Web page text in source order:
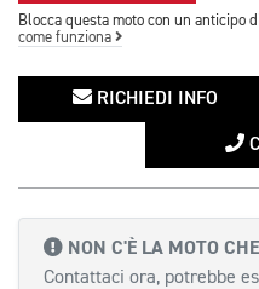
Blocca questa moto con un anticipo
come funziona
RICHIEDI INFO
NON C'È LA MOTO
Contattaci ora, potrebbe